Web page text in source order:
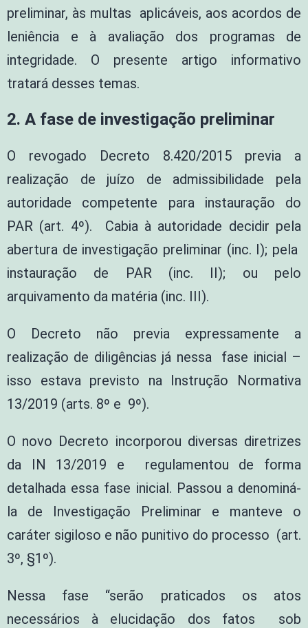
preliminar, às multas aplicáveis, aos acordos de
leniência e à avaliação dos programas de
integridade. O presente artigo informativo
tratará desses temas.
2. A fase de investigação preliminar
O revogado Decreto 8.420/2015 previa a
realização de juízo de admissibilidade pela
autoridade competente para instauração do
PAR (art. 4º). Cabia à autoridade decidir pela
abertura de investigação preliminar (inc. I); pela
instauração de PAR (inc. II); ou pelo
arquivamento da matéria (inc. III).
O Decreto não previa expressamente a
realização de diligências já nessa fase inicial –
isso estava previsto na Instrução Normativa
13/2019 (arts. 8º e 9º).
O novo Decreto incorporou diversas diretrizes
da IN 13/2019 e regulamentou de forma
detalhada essa fase inicial. Passou a denominá-
la de Investigação Preliminar e manteve o
caráter sigiloso e não punitivo do processo (art.
3º, §1º).
Nessa fase “serão praticados os atos
necessários à elucidação dos fatos sob